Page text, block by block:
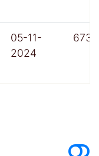
05-11-
2024
673